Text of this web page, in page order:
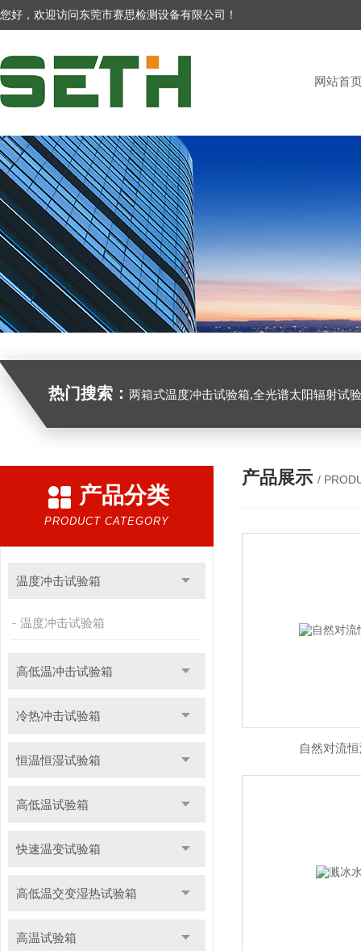
您好，欢迎访问东莞市赛思检测设备有限公司！
网站首
热门搜索： 两箱式温度冲击试验箱,全光谱太阳辐射试
产品分类
PRODUCT CATEGORY
温度冲击试验箱
温度冲击试验箱
高低温冲击试验箱
冷热冲击试验箱
恒温恒湿试验箱
高低温试验箱
快速温变试验箱
高低温交变湿热试验箱
高温试验箱
产品展示 /
自然对流